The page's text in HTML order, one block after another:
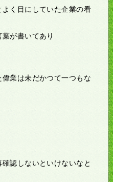
く目にしていた企業の看
が書いてあり
偉業は未だかつて一つもな
認しないといけないなと